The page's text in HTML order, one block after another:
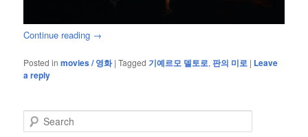
Continue reading →
Posted in movies / 영화 |Tagged 기예르모 델토로,판의 미로 | Leave
a reply
e